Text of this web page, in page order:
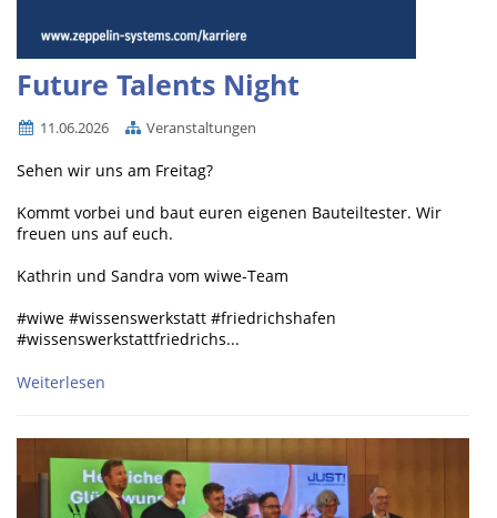
Future Talents Night
11.06.2026 Veranstaltungen
Sehen wir uns am Freitag?
Kommt vorbei und baut euren eigenen Bauteiltester. Wir
freuen uns auf euch.
Kathrin und Sandra vom wiwe-Team
#wiwe #wissenswerkstatt #friedrichshafen
#wissenswerkstattfriedrichs...
Weiterlesen